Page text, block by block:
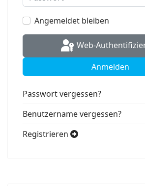
Angemeldet bleiben
Web-
Anmelden
Passwort vergessen?
Benutzername vergessen?
Registrieren